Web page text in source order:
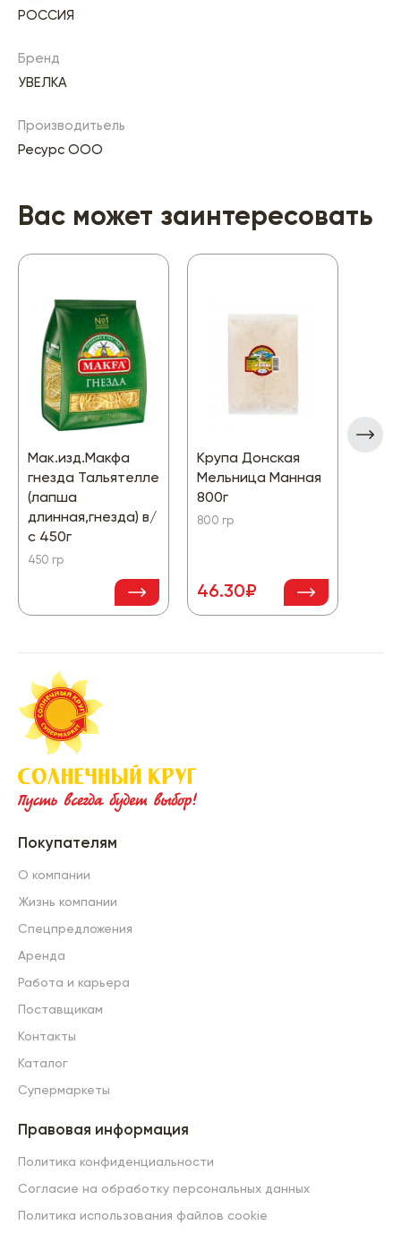
РОССИЯ
Бренд
УВЕЛКА
Производитьель
Ресурс ООО
Вас может заинтересовать
Мак.изд.Макфа
гнезда Тальятелле
(лапша
длинная,гнезда) в/
с 450г
450 гр
Крупа Донская
Мельница Манная
800г
800 гр
46.30₽
Покупателям
О компании
Жизнь компании
Спецпредложения
Аренда
Работа и карьера
Поставщикам
Контакты
Каталог
Супермаркеты
Правовая информация
Политика конфиденциальности
Согласие на обработку персональных данных
Политика использования файлов cookie